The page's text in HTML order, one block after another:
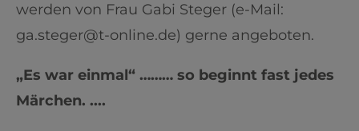
werden von Frau Gabi Steger (e-Mail:
ga.steger@t-online.de) gerne angeboten.
„Es war einmal“ ……… so beginnt fast jedes
Märchen. ....